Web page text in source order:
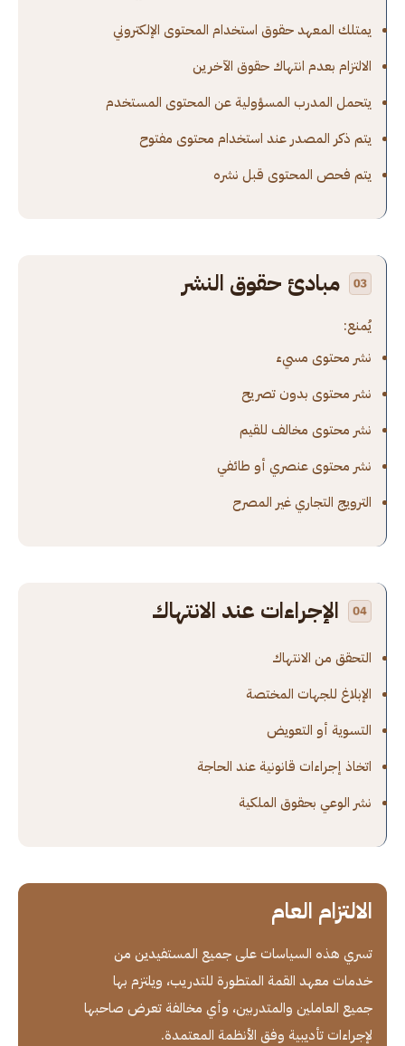
يمتلك المعهد حقوق استخدام المحتوى الإلكتروني
الالتزام بعدم انتهاك حقوق الآخرين
يتحمل المدرب المسؤولية عن المحتوى المستخدم
يتم ذكر المصدر عند استخدام محتوى مفتوح
يتم فحص المحتوى قبل نشره
مبادئ حقوق النشر
يُمنع:
نشر محتوى مسيء
نشر محتوى بدون تصريح
نشر محتوى مخالف للقيم
نشر محتوى عنصري أو طائفي
الترويج التجاري غير المصرح
الإجراءات عند الانتهاك
التحقق من الانتهاك
الإبلاغ للجهات المختصة
التسوية أو التعويض
اتخاذ إجراءات قانونية عند الحاجة
نشر الوعي بحقوق الملكية
الالتزام العام
تسري هذه السياسات على جميع المستفيدين من
خدمات معهد القمة المتطورة للتدريب، ويلتزم بها
جميع العاملين والمتدربين، وأي مخالفة تعرض صاحبها
لإجراءات تأديبية وفق الأنظمة المعتمدة.